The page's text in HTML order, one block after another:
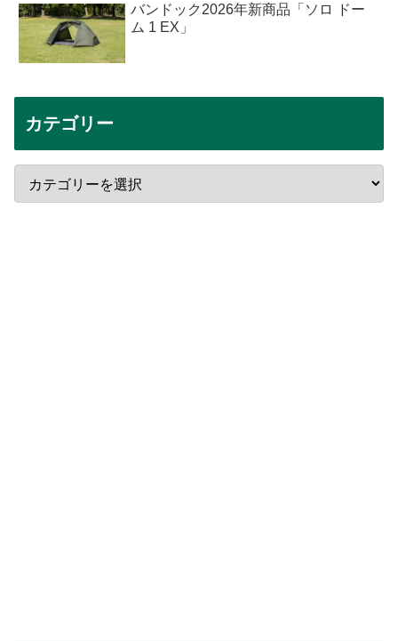
バンドック2026年新商品「ソロ ドー
ム 1 EX」
カテゴリー